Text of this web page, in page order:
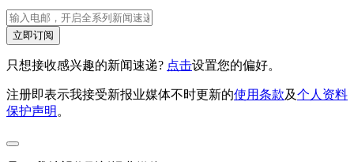
立即订阅
只想接收感兴趣的新闻速递? 点击设置您的偏好。
注册即表示我接受新报业媒体不时更新的使用条款及个人资料
保护声明 。